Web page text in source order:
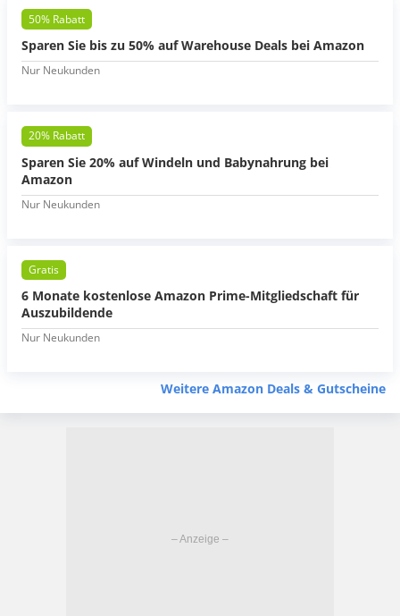
50% Rabatt
Sparen Sie bis zu 50% auf Warehouse Deals bei Amazon
Nur Neukunden
20% Rabatt
Sparen Sie 20% auf Windeln und Babynahrung bei
Amazon
Nur Neukunden
Gratis
6 Monate kostenlose Amazon Prime-Mitgliedschaft für
Auszubildende
Nur Neukunden
Weitere Amazon Deals & Gutscheine